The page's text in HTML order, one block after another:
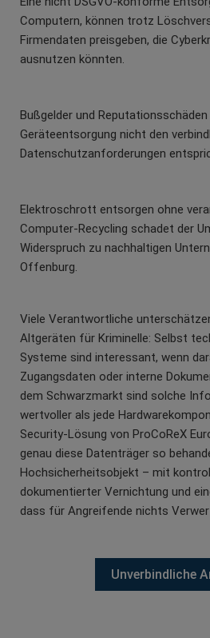
Computern, können trotz
Firmendaten preisgeben, die
ausnutzen könnten.
Bußgelder und Reputationsschäden
Geräteentsorgung nicht den
Datenschutzanforderungen
Elektroschrott entsorgen ohne
Computer-Recycling schadet der
Widerspruch zu nachhaltigen
Offenburg.
Viele Verantwortliche
Altgeräten für Kriminelle: Selbst
Systeme sind interessant, wenn
Zugangsdaten oder interne
dem Schwarzmarkt sind solche
wertvoller als jede
Security-Lösung von ProCoReX
genau diese Datenträger so
Hochsicherheitsobjekt – mit
dokumentierter Vernichtung und
dass für Angreifende nichts
Unverbindliche